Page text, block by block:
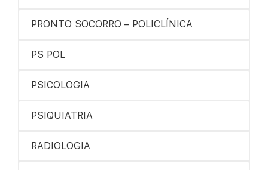
PRONTO SOCORRO – POLICLÍNICA
PS POL
PSICOLOGIA
PSIQUIATRIA
RADIOLOGIA